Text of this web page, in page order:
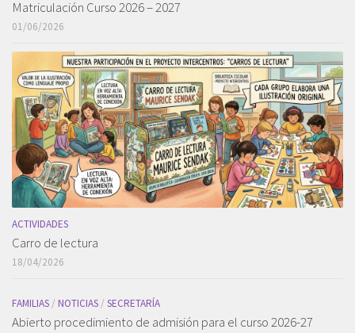
Matriculación Curso 2026 – 2027
01/06/2026
ACTIVIDADES
Carro de lectura
18/04/2026
FAMILIAS / NOTICIAS / SECRETARÍA
Abierto procedimiento de admisión para el curso 2026-27